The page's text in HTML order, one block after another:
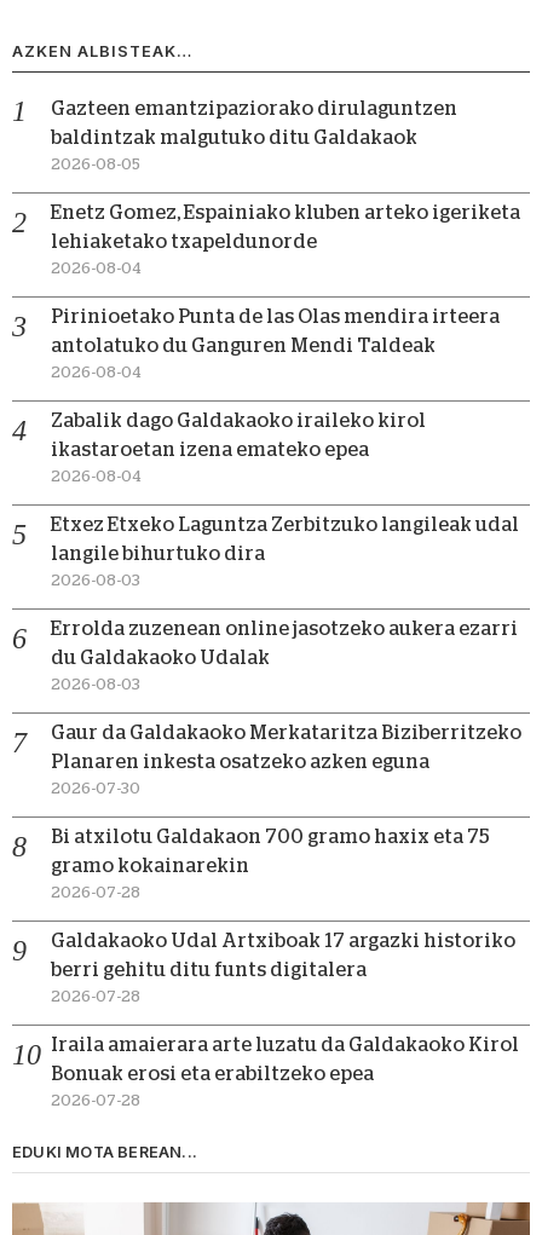
AZKEN ALBISTEAK…
Gazteen emantzipaziorako dirulaguntzen
baldintzak malgutuko ditu Galdakaok
2026-08-05
Enetz Gomez, Espainiako kluben arteko igeriketa
lehiaketako txapeldunorde
2026-08-04
Pirinioetako Punta de las Olas mendira irteera
antolatuko du Ganguren Mendi Taldeak
2026-08-04
Zabalik dago Galdakaoko iraileko kirol
ikastaroetan izena emateko epea
2026-08-04
Etxez Etxeko Laguntza Zerbitzuko langileak udal
langile bihurtuko dira
2026-08-03
Errolda zuzenean online jasotzeko aukera ezarri
du Galdakaoko Udalak
2026-08-03
Gaur da Galdakaoko Merkataritza Biziberritzeko
Planaren inkesta osatzeko azken eguna
2026-07-30
Bi atxilotu Galdakaon 700 gramo haxix eta 75
gramo kokainarekin
2026-07-28
Galdakaoko Udal Artxiboak 17 argazki historiko
berri gehitu ditu funts digitalera
2026-07-28
Iraila amaierara arte luzatu da Galdakaoko Kirol
Bonuak erosi eta erabiltzeko epea
2026-07-28
EDUKI MOTA BEREAN...